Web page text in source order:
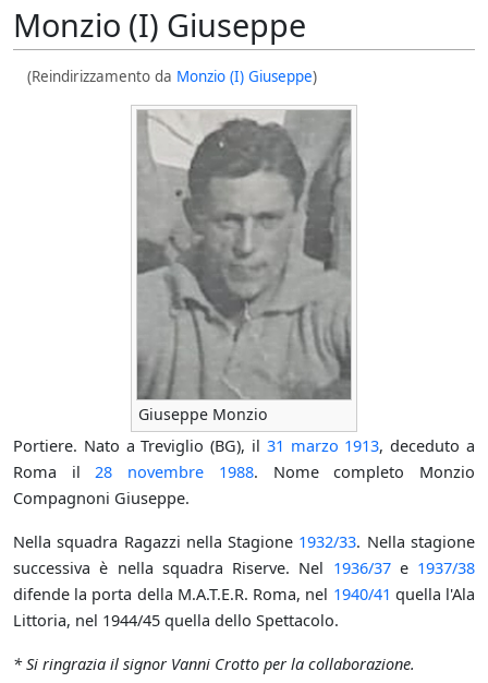
Monzio (I) Giuseppe
(Reindirizzamento da Monzio (I) Giuseppe)
Giuseppe Monzio
Portiere. Nato a Treviglio (BG), il 31 marzo 1913, deceduto a
Roma il28 novembre 1988. Nome completo Monzio
Compagnoni Giuseppe.
Nella squadra Ragazzi nella Stagione 1932/33. Nella stagione
successiva è nella squadra Riserve. Nel 1936/37e 1937/38
difende la porta della M.A.T.E.R. Roma, nel 1940/41 quella l'Ala
Littoria, nel 1944/45 quella dello Spettacolo.
* Si ringrazia il signor Vanni Crotto per la collaborazione.